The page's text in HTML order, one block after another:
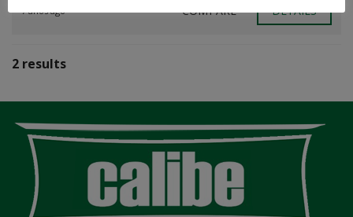
7 años ago COMPARE DETAILS
2 results